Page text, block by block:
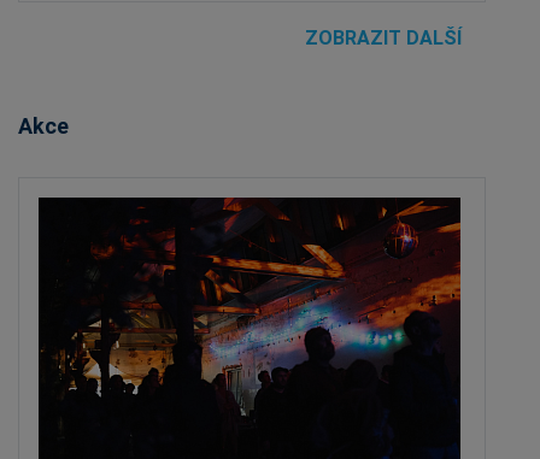
ZOBRAZIT DALŠÍ
Akce